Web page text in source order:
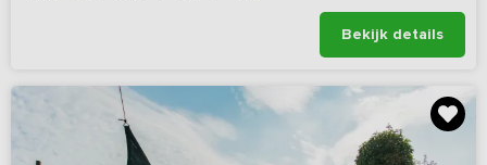
Bekijk details